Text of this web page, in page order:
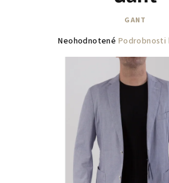
GANT
Priemerné
hviezdičiek.
Neohodnotené Podrobnosti